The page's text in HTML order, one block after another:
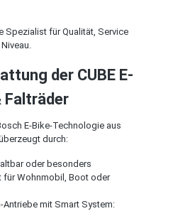
Spezialist für Qualität, Service
der CUBE E-
Falträder
E-Bike-Technologie aus
durch:
oder besonders
Wohnmobil, Boot oder
mit Smart System: